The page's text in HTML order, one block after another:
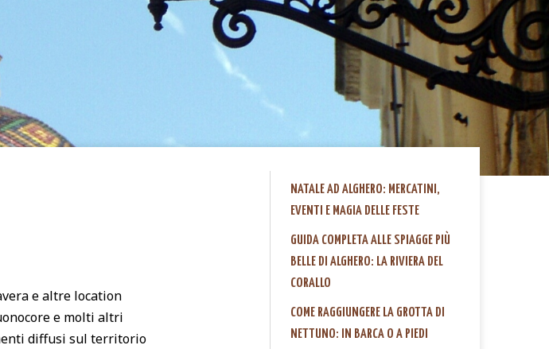
e altre location
e molti altri
diffusi sul territorio
NATALE AD ALGHERO: MERCATINI,
EVENTI E MAGIA DELLE FESTE
GUIDA COMPLETA ALLE SPIAGGE PIÙ
BELLE DI ALGHERO: LA RIVIERA DEL
CORALLO
COME RAGGIUNGERE LA GROTTA DI
NETTUNO: IN BARCA O A PIEDI